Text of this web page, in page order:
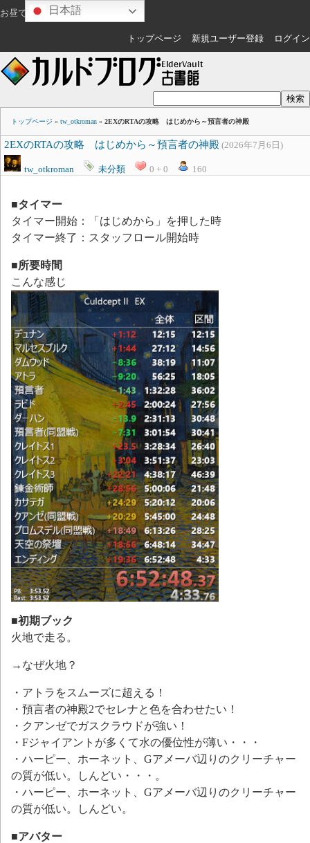
お昼ですね ゲスト さん
トップページ 新規ユーザー登録 ログイン
トップページ » tw_otkroman » 2EXのRTAの攻略 はじめから～預言者の神殿
2EXのRTAの攻略 はじめから～預言者の神殿 (2026年7月6日)
tw_otkroman 未分類 0 + 0 160
■タイマー
タイマー開始：「はじめから」を押した時
タイマー終了：スタッフロール開始時
■所要時間
こんな感じ
■初期ブック
火地で走る。
→なぜ火地？
・アトラをスムーズに超える！
・預言者の神殿2でセレナと色を合わせたい！
・クアンゼでガスクラウドが強い！
・Fジャイアントが多くて水の優位性が薄い・・・
・ハーピー、ホーネット、Gアメーバ辺りのクリーチャー
の質が低い。しんどい・・・。
・ハーピー、ホーネット、Gアメーバ辺りのクリーチャー
の質が低い。しんどい。
■アバター
日本語